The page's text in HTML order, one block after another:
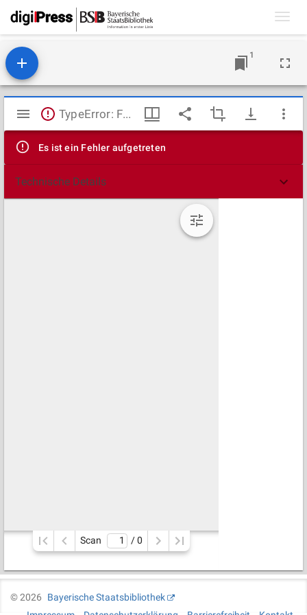
1
Mirador
Viewer
TypeError: Failed to fetch
Es ist ein Fehler aufgetreten
Technische Details
Scan / 0
©2026
Bayerische Staatsbibliothek